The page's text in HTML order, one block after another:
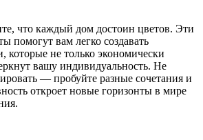
что каждый дом достоин цветов. Эти
помогут вам легко создавать
которые не только экономически
вашу индивидуальность. Не
— пробуйте разные сочетания и
откроет новые горизонты в мире